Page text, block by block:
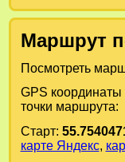
Маршрут
Посмотреть
GPS координаты
точки маршрута:
Старт:
карте Яндекс,